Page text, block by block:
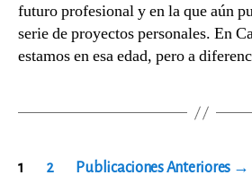
futuro profesional y en la que aún
serie de proyectos personales. En
estamos en esa edad, pero a
Navegación
1 2 Publicaciones Anteriores →